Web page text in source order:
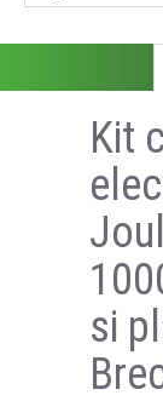
Kit
si